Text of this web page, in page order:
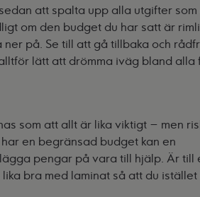
att spalta upp alla utgifter som
om den budget du har satt är
på. Se till att gå tillbaka och
lätt att drömma iväg bland alla
som att allt är lika viktigt – men
en begränsad budget kan en
pengar på vara till hjälp. Är till
bra med laminat så att du